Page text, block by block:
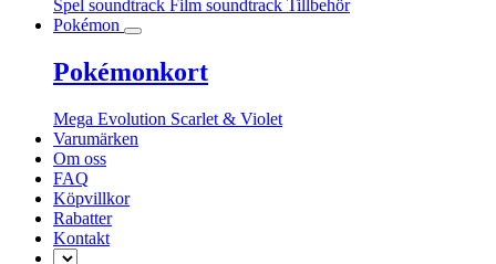
Spel soundtrack Film soundtrack Tillbehör
Pokémon
Pokémonkort
Mega Evolution Scarlet & Violet
Varumärken
Om oss
FAQ
Köpvillkor
Rabatter
Kontakt